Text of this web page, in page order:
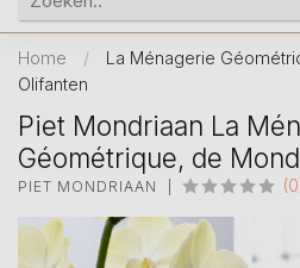
Home /
La Ménagerie
Olifanten
Piet Mondriaan La
Géométrique, de
PIET MONDRIAAN